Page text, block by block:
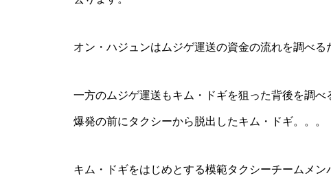
オン・ハジュンはムジゲ運送の資金の流れを調べる
一方のムジゲ運送もキム・ドギを狙った背後を調
爆発の前にタクシーから脱出したキム・ドギ。。。
キム・ドギをはじめとする模範タクシーチームメ